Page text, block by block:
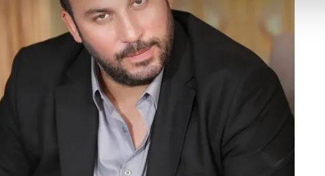
kişisel verileriniz işlenmekte olup gerekli olan çerezler bilgi
Diğer çerezler, sitemizin daha işlevsel kılınması ve
yapılması, amaçlarıyla sınırlı olarak açık rızanız dahilinde
aşağıda yer alan panel vasıtasıyla belirleyebilirsiniz. Çerezlere
Bilgilendirme Metnimiziziyaret edebilirsiniz.
Korunması Kanunu uyarınca hazırlanmış Aydınlatma Metnimizi
çerezlerle ilgili bilgi almak için lütfen
tıklayınız